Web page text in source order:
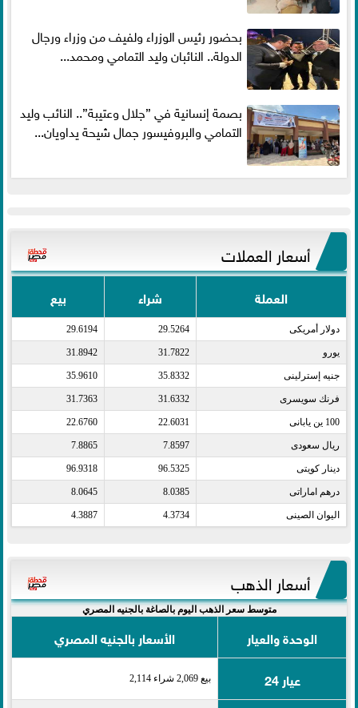
بحضور رئيس الوزراء ولفيف من وزراء ورجال
الدولة.. النائبان وليد التمامي ومحمد...
بصمة إنسانية في ”جلال وعتيبة”.. النائب وليد
التمامي والبروفيسور جمال شيحة يداويان...
أسعار العملات
العملة شراء بيع
دولار أمريكى​ 29.5264
29.6194
يورو​ 31.7822
31.8942
جنيه إسترلينى​ 35.8332
35.9610
فرنك سويسرى​ 31.6332
31.7363
100 ين يابانى​ 22.6031
22.6760
ريال سعودى​ 7.8597
7.8865
دينار كويتى​ 96.5325
96.9318
درهم اماراتى​ 8.0385
8.0645
اليوان الصينى​ 4.3734
4.3887
أسعار الذهب
متوسط سعر الذهب اليوم بالصاغة بالجنيه المصري
الوحدة والعيار
الأسعار بالجنيه المصري
عيار 24
بيع 2,069 شراء 2,114